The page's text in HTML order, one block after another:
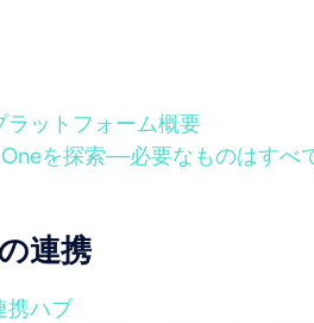
ラットフォーム概要
を探索—必要なものはすべ
連携
携ハブ